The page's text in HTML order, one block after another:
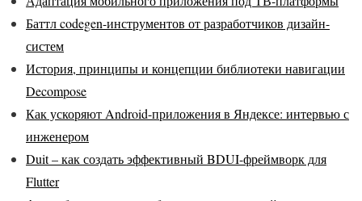
Баттл codegen-инструментов от разработчиков дизайн-
систем
История, принципы и концепции библиотеки навигации
Decompose
Как ускоряют Android-приложения в Яндексе: интервью с
инженером
Duit – как создать эффективный BDUI-фреймворк для
Flutter